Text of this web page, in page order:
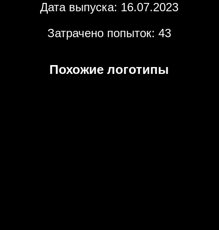
Дата выпуска: 16.07.2023
Затрачено попыток: 43
Похожие логотипы